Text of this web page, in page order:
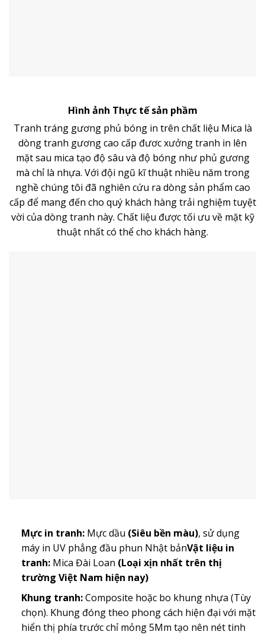
Hình ảnh Thực tế sản phầm
Tranh tráng gương phủ bóng in trên chất liệu Mica là
dòngtranh gươngcao cấp đươc xưởng tranh in lên
mặt sau mica tạo độ sâu và độ bóng như phủ gương
mà chỉ là nhựa. Với đội ngũ kĩ thuật nhiều năm trong
nghề chúng tôi đã nghiên cứu ra dòng sản phẩm cao
cấp để mang đến cho quý khách hàng trải nghiệm tuyệt
vời của dòng tranh này. Chất liệu được tối ưu về mặt kỹ
thuật nhất có thể cho khách hàng.
Mực in tranh:Mực dầu (Siêu bền màu), sử dụng
máy in UV phẳng đầu phun Nhật bảnVật liệu in
tranh:Mica Đài Loan (Loại xịn nhất trên thị
trường Việt Nam hiện nay)
Khung tranh:Composite hoặc bo khung nhựa (Tùy
chọn). Khung đóng theo phong cách hiện đại với mặt
hiển thị phía trước chỉ mỏng 5Mm tạo nên nét tinh